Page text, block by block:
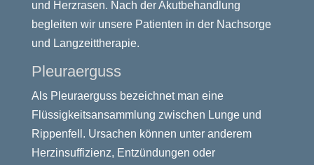
und Herzrasen. Nach der Akutbehandlung
begleiten wir unsere Patienten in der Nachsorge
und Langzeittherapie.
Pleuraerguss
Als Pleuraerguss bezeichnet man eine
Flüssigkeitsansammlung zwischen Lunge und
Rippenfell. Ursachen können unter anderem
Herzinsuffizienz, Entzündungen oder